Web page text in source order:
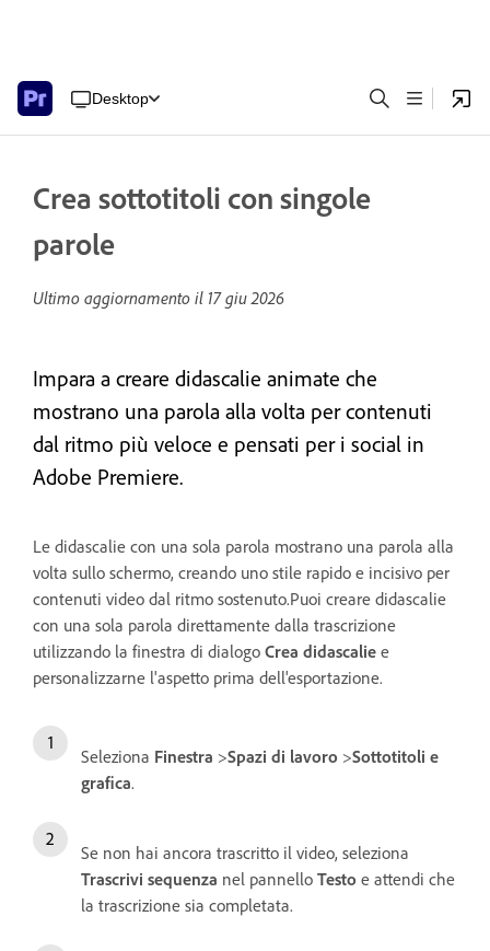
Desktop
Crea sottotitoli con singole
parole
Ultimo aggiornamento il 17 giu 2026
Impara a creare didascalie animate che
mostrano una parola alla volta per contenuti
dal ritmo più veloce e pensati per i social in
Adobe Premiere.
Le didascalie con una sola parola mostrano una parola alla
volta sullo schermo, creando uno stile rapido e incisivo per
contenuti video dal ritmo sostenuto.Puoi creare didascalie
con una sola parola direttamente dalla trascrizione
utilizzando la finestra di dialogo Crea didascalie e
personalizzarne l'aspetto prima dell'esportazione.
Seleziona Finestra >Spazi di lavoro >Sottotitoli e
grafica.
Se non hai ancora trascritto il video, seleziona
Trascrivi sequenza nel pannello Testo e attendi che
la trascrizione sia completata.